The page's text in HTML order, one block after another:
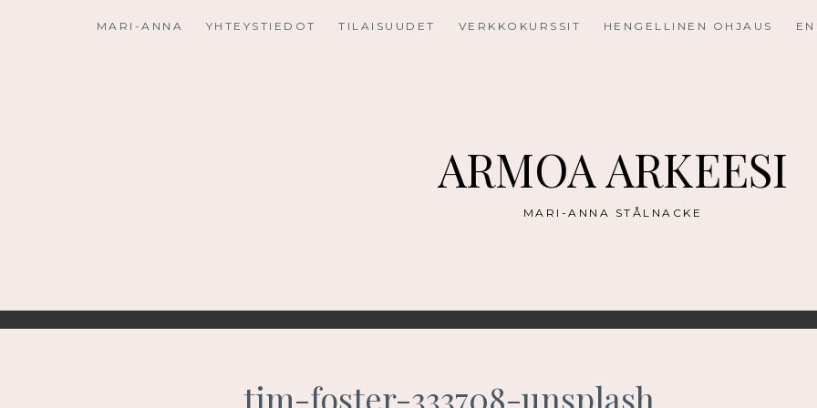
MARI-ANNA YHTEYSTIEDOT TILAISUUDET VERKKOKURSSIT HENGELLINEN OHJAUS
ARMOA ARKEESI
MARI-ANNA STÅLNACKE
tim-foster-333708-unsplash